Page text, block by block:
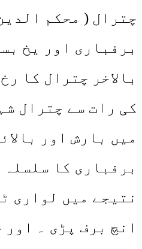
چترال ( محکم
برفباری اور یخ
بالاخر چترال کا
کی رات سے چترال
میں بارش اور
برفباری کا
نتیجے میں لواری
انچ برف پڑی ۔